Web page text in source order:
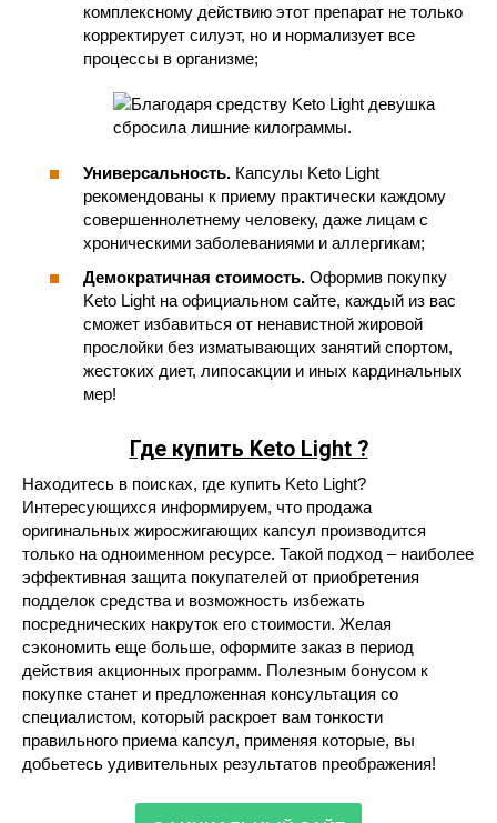
комплексному действию этот препарат не только
корректирует силуэт, но и нормализует все
процессы в организме;
Универсальность. Капсулы Keto Light
рекомендованы к приему практически каждому
совершеннолетнему человеку, даже лицам с
хроническими заболеваниями и аллергикам;
Демократичная стоимость. Оформив покупку
Keto Light на официальном сайте, каждый из вас
сможет избавиться от ненавистной жировой
прослойки без изматывающих занятий спортом,
жестоких диет, липосакции и иных кардинальных
мер!
Где купить Keto Light ?
Находитесь в поисках, где купить Keto Light?
Интересующихся информируем, что продажа
оригинальных жиросжигающих капсул производится
только на одноименном ресурсе. Такой подход – наиболее
эффективная защита покупателей от приобретения
подделок средства и возможность избежать
посреднических накруток его стоимости. Желая
сэкономить еще больше, оформите заказ в период
действия акционных программ. Полезным бонусом к
покупке станет и предложенная консультация со
специалистом, который раскроет вам тонкости
правильного приема капсул, применяя которые, вы
добьетесь удивительных результатов преображения!